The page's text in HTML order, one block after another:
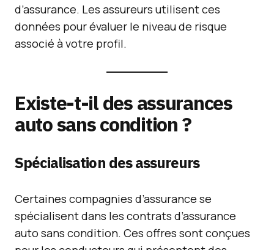
d’assurance. Les assureurs utilisent ces
données pour évaluer le niveau de risque
associé à votre profil.
Existe-t-il des assurances
auto sans condition ?
Spécialisation des assureurs
Certaines compagnies d’assurance se
spécialisent dans les contrats d’assurance
auto sans condition. Ces offres sont conçues